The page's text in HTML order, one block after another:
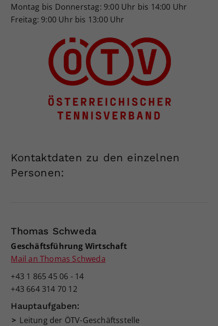
Montag bis Donnerstag: 9:00 Uhr bis 14:00 Uhr
Freitag: 9:00 Uhr bis 13:00 Uhr
Kontaktdaten zu den einzelnen
Personen:
Thomas Schweda
Geschäftsführung Wirtschaft
Mail an Thomas Schweda
+43 1 865 45 06 - 14
+43 664 314 70 12
Hauptaufgaben:
Leitung der ÖTV-Geschäftsstelle
Dieser Wert speichert Ihre Consent-
Einstellungen. Unter anderem eine
historische Speicherung Ihrer
vorgenommen Einstellungen, falls der
Webseiten-Betreiber dies eingestellt
hat.